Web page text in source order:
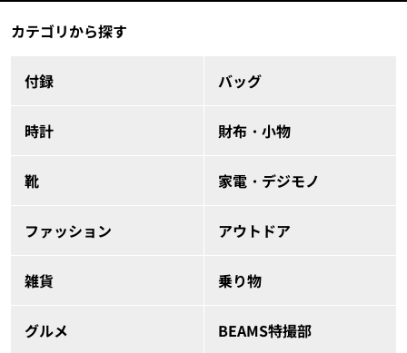
カテゴリから探す
付録 バッグ
時計 財布・小物
靴 家電・デジモノ
ファッション アウトドア
雑貨 乗り物
グルメ BEAMS特撮部